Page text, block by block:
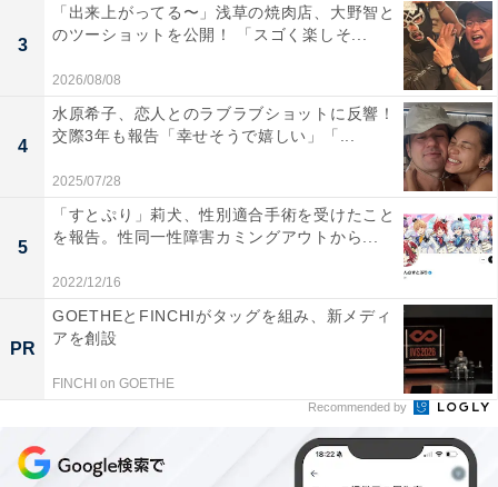
3
「出来上がってる〜」浅草の焼肉店、大野智と
のツーショットを公開！ 「スゴく楽しそ...
2026/08/08
4
水原希子、恋人とのラブラブショットに反響！
交際3年も報告「幸せそうで嬉しい」「...
2025/07/28
5
「すとぷり」莉犬、性別適合手術を受けたこと
を報告。性同一性障害カミングアウトから...
2022/12/16
PR
GOETHEとFINCHIがタッグを組み、新メディ
アを創設
FINCHI on GOETHE
Recommended by